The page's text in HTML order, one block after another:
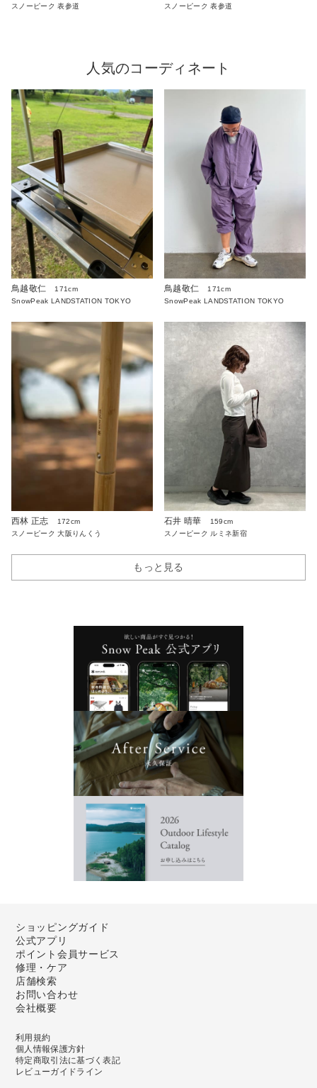
スノーピーク 表参道
スノーピーク 表参道
人気のコーディネート
鳥越敬仁
171cm
SnowPeak LANDSTATION TOKYO
鳥越敬仁
171cm
SnowPeak LANDSTATION TOKYO
西林 正志
172cm
スノーピーク 大阪りんくう
石井 晴華
159cm
スノーピーク ルミネ新宿
もっと見る
ショッピングガイド
公式アプリ
ポイント会員サービス
修理・ケア
店舗検索
お問い合わせ
会社概要
利用規約
個人情報保護方針
特定商取引法に基づく表記
レビューガイドライン